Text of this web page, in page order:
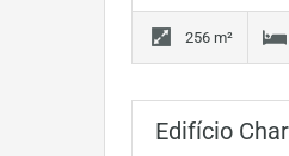
256 m²
Edifício